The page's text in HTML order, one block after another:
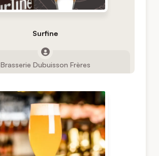
Surfine
Brasserie Dubuisson Frères